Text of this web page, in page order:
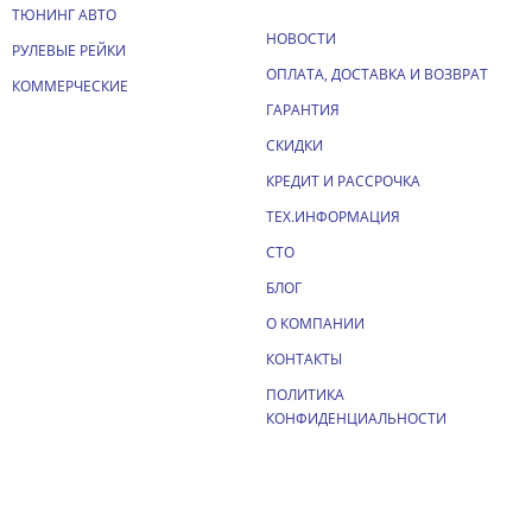
ТЮНИНГ АВТО
РУЛЕВЫЕ РЕЙКИ
КОММЕРЧЕСКИЕ
НОВОСТИ
ОПЛАТА, ДОСТАВКА И ВОЗВРАТ
ГАРАНТИЯ
СКИДКИ
КРЕДИТ И РАССРОЧКА
ТЕХ.ИНФОРМАЦИЯ
СТО
БЛОГ
О КОМПАНИИ
КОНТАКТЫ
ПОЛИТИКА
КОНФИДЕНЦИАЛЬНОСТИ